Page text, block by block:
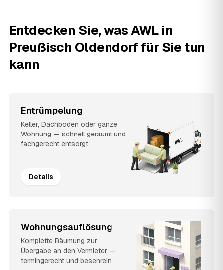
Entdecken Sie, was AWL in
Preußisch Oldendorf für Sie tun
kann
Entrümpelung
Keller, Dachboden oder ganze
Wohnung — schnell geräumt und
fachgerecht entsorgt.
Details
Wohnungsauflösung
Komplette Räumung zur
Übergabe an den Vermieter —
termingerecht und besenrein.